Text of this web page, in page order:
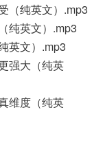
（纯英文）.mp3
纯英文）.mp3
英文）.mp3
强大（纯英
维度（纯英